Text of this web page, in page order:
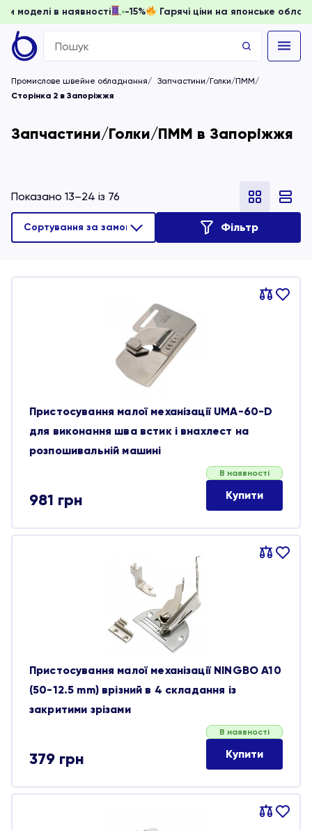
доки моделі в наявності -15% Гарячі ціни на
Search
for:
Промислове швейне обладнання
Запчастини/Голки/ПММ
Сторінка 2 в Запоріжжя
Запчастини/Голки/ПММ в Запоріжжя
Показано 13–24 із 76
Фільтр
Порівняти
В
Пристосування малої механізації UMA-60-D
для виконання шва встик і внахлест на
розпошивальній машині
981 грн
В наявності
Купити
Порівняти
В
Пристосування малої механізації NINGBO A10
(50-12.5 mm) врізний в 4 складання із
закритими зрізами
379 грн
В наявності
Купити
Порівняти
В